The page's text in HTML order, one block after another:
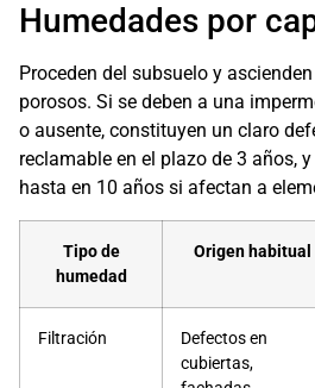
Humedades por
Proceden del subsuelo y
porosos. Si se deben a una
o ausente, constituyen un claro
reclamable en el plazo de 3 años,
hasta en 10 años si afectan a
Tipo de
humedad
Origen habitual
Filtración
Defectos en
cubiertas,